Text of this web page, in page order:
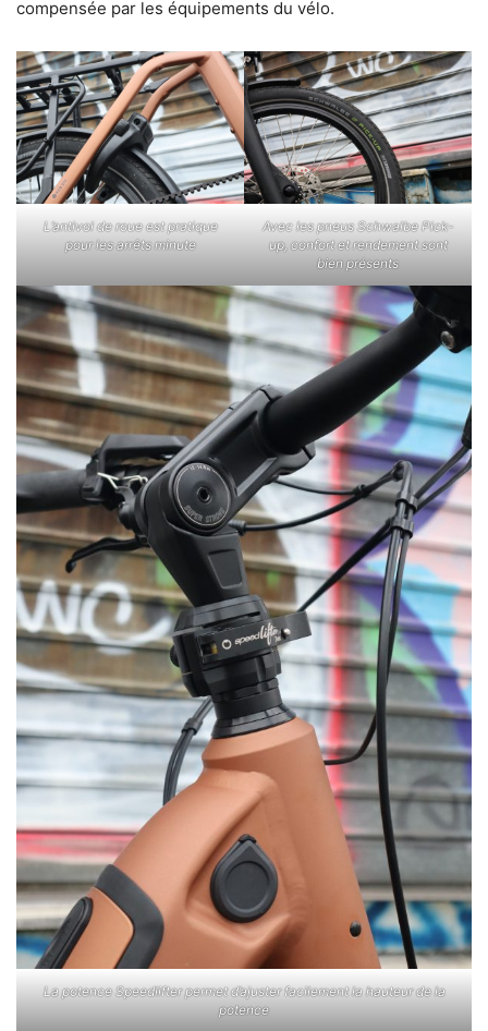
compensée par les équipements du vélo.
L’antivol de roue est pratique
pour les arrêts minute
Avec les pneus Schwalbe Pick-
up, confort et rendement sont
bien présents
La potence Speedlifter permet d’ajuster facilement la hauteur de la
potence